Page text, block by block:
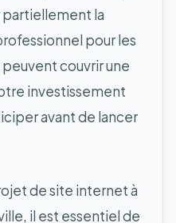
la
pour les
couvrir une
investissement
avant de lancer
de site internet à
il est essentiel de